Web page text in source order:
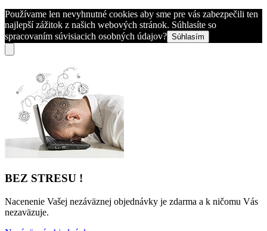
Používame len nevyhnutné cookies aby sme pre vás zabezpečili ten
najlepší zážitok z našich webových stránok. Súhlasíte so
spracovaním súvisiacich osobných údajov? Súhlasím
BEZ STRESU !
Nacenenie Vašej nezáväznej objednávky je zdarma a k ničomu Vás
nezaväzuje.